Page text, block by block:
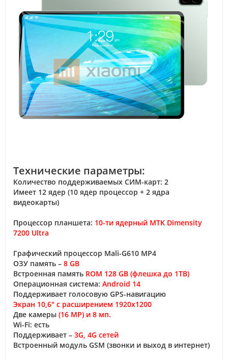
Технические параметры:
Количество поддерживаемых СИМ-карт: 2
Имеет 12 ядер (10 ядер процессор + 2 ядра
видеокарты)
Процессор планшета: 10-ти ядерный MTK Dimensity
7200 Ultra
Графический процессор Mali-G610 MP4
ОЗУ память – 8 GB
Встроенная память ROM 128 GB (флешка до 1TB)
Операционная система: Android 14
Поддерживает голосовую GPS-навигацию
Экран 10,6" с расширением 1920х1200
Две камеры (16 MP) и 8 мп.
Wi-Fi: есть
Поддерживает – 3G, 4G сетей
Встроенный модуль GSM (звонки и выход в интернет)